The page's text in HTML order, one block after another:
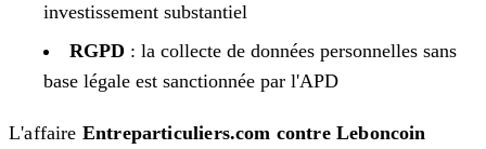
investissement substantiel
RGPD : la collecte de données personnelles sans
base légale est sanctionnée par l'APD
L'affaire Entreparticuliers.com contre Leboncoin